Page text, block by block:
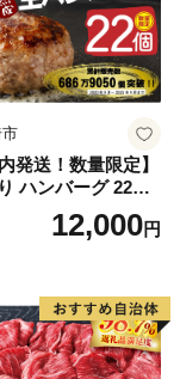
発送！数量限定】
ハンバーグ 22個
個)【佐賀牛
ブランド牛 九州 ハ
12,000円